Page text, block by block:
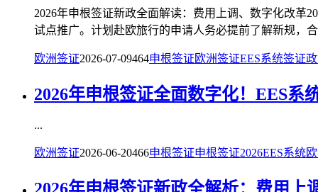
2026年申根签证新政全面解读：费用上调、数字化改革
试点推广。计划赴欧旅行的申请人务必提前了解新规，
欧洲签证2026-07-09464申根签证欧洲签证EES系统签证
2026年申根签证全面数字化！EES系
...
欧洲签证2026-06-20466申根签证申根签证2026EES系统